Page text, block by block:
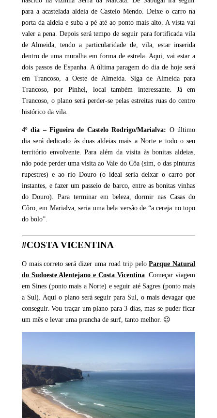
para a acastelada aldeia de Castelo Mendo. Deixe o carro na
porta da aldeia e suba a pé até ao ponto mais alto. A vista vai
valer a pena. Depois será tempo de seguir para fortificada vila
de Almeida, tendo a particularidade de, vila, estar inserida
dentro de uma muralha em forma de estrela. Aqui, vai estar a
dois passos de Espanha. A última paragem do dia de hoje será
em Trancoso, a Oeste de Almeida. Siga de Almeida para
Trancoso, por Pinhel, local também interessante. Já em
Trancoso, o plano será perder-se pelas estreitas ruas do centro
histórico da vila.
4º dia – Figueira de Castelo Rodrigo/Marialva: O último
dia será dedicado às duas aldeias mais a Norte e todo o seu
território envolvente. Para além da visita às bonitas aldeias,
não pode perder uma visita ao Vale do Côa (sim, o das pinturas
rupestres) e ao rio Douro (o ideal seria deixar o carro por
instantes, e fazer um passeio de barco, entre as bonitas vinhas
do Douro). Para terminar em beleza, dormir nas Casas do
Côro, em Marialva, seria uma bela versão de “a cereja no topo
do bolo”.
#COSTA VICENTINA
O mais correto será dizer uma road trip peloParque Natural
do Sudoeste Alentejano e Costa Vicentina. Começar viagem
em Sines (ponto mais a Norte) e seguir até Sagres (ponto mais
a Sul). Aqui o plano será seguir para Sul, o mais devagar que
conseguir. Vou traçar um plano para 3 dias, mas se puder ficar
um mês e levar uma prancha de surf, tanto melhor. 😉